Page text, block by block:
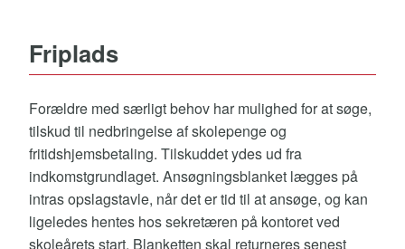
Friplads
Forældre med særligt behov har mulighed for at søge,
tilskud til nedbringelse af skolepenge og
fritidshjemsbetaling. Tilskuddet ydes ud fra
indkomstgrundlaget. Ansøgningsblanket lægges på
intras opslagstavle, når det er tid til at ansøge, og kan
ligeledes hentes hos sekretæren på kontoret ved
skoleårets start. Blanketten skal returneres senest